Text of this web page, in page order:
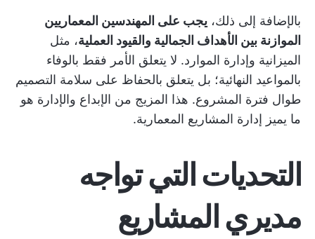
بالإضافة إلى ذلك، يجب على المهندسين المعماريين
الموازنة بين الأهداف الجمالية والقيود العملية، مثل
الميزانية وإدارة الموارد. لا يتعلق الأمر فقط بالوفاء
بالمواعيد النهائية؛ بل يتعلق بالحفاظ على سلامة التصميم
طوال فترة المشروع. هذا المزيج من الإبداع والإدارة هو
ما يميز إدارة المشاريع المعمارية.
التحديات التي تواجه
مديري المشاريع